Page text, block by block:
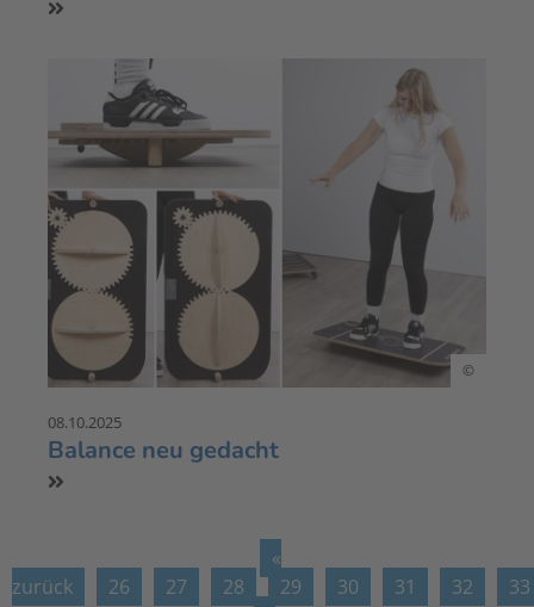
©
08.10.2025
Balance neu gedacht
«
zurück
26 27 28 29 30 31 32
33